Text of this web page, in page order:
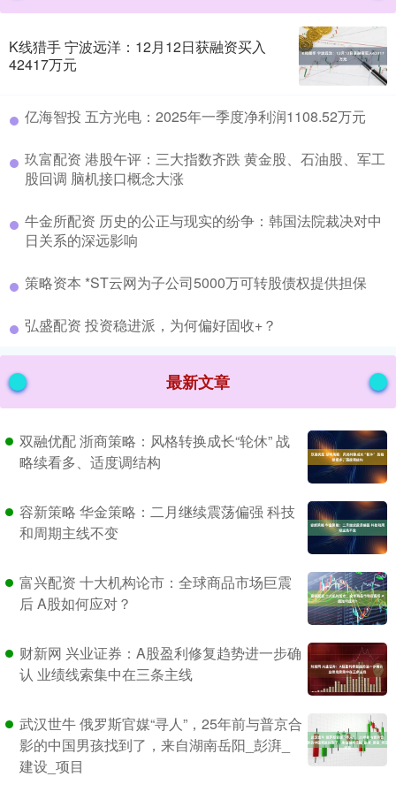
K线猎手 宁波远洋：12月12日获融资买入
42417万元
​亿海智投 五方光电：2025年一季度净利润1108.52万元
​玖富配资 港股午评：三大指数齐跌 黄金股、石油股、军工
股回调 脑机接口概念大涨
​牛金所配资 历史的公正与现实的纷争：韩国法院裁决对中
日关系的深远影响
​策略资本 *ST云网为子公司5000万可转股债权提供担保
​弘盛配资 投资稳进派，为何偏好固收+？
最新文章
双融优配 浙商策略：风格转换成长“轮休” 战
略续看多、适度调结构
容新策略 华金策略：二月继续震荡偏强 科技
和周期主线不变
富兴配资 十大机构论市：全球商品市场巨震
后 A股如何应对？
财新网 兴业证券：A股盈利修复趋势进一步确
认 业绩线索集中在三条主线
武汉世牛 俄罗斯官媒“寻人”，25年前与普京合
影的中国男孩找到了，来自湖南岳阳_彭湃_
建设_项目